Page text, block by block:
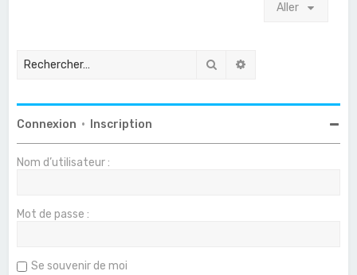
Aller
Rechercher
Connexion • Inscription
Nom d’utilisateur :
Mot de passe :
Se souvenir de moi